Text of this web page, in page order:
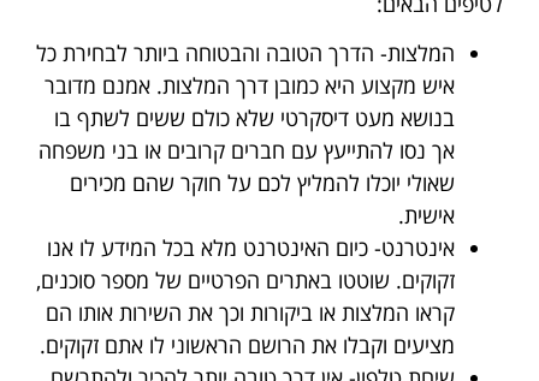
המלצות- הדרך הטובה והבטוחה ביותר לבחירת כל
איש מקצוע היא כמובן דרך המלצות. אמנם מדובר
בנושא מעט דיסקרטי שלא כולם ששים לשתף בו
אך נסו להתייעץ עם חברים קרובים או בני משפחה
שאולי יוכלו להמליץ לכם על חוקר שהם מכירים
אישית.
אינטרנט- כיום האינטרנט מלא בכל המידע לו אנו
זקוקים. שוטטו באתרים הפרטיים של מספר סוכנים,
קראו המלצות או ביקורות וכך את השירות אותו הם
מציעים וקבלו את הרושם הראשוני לו אתם זקוקים.